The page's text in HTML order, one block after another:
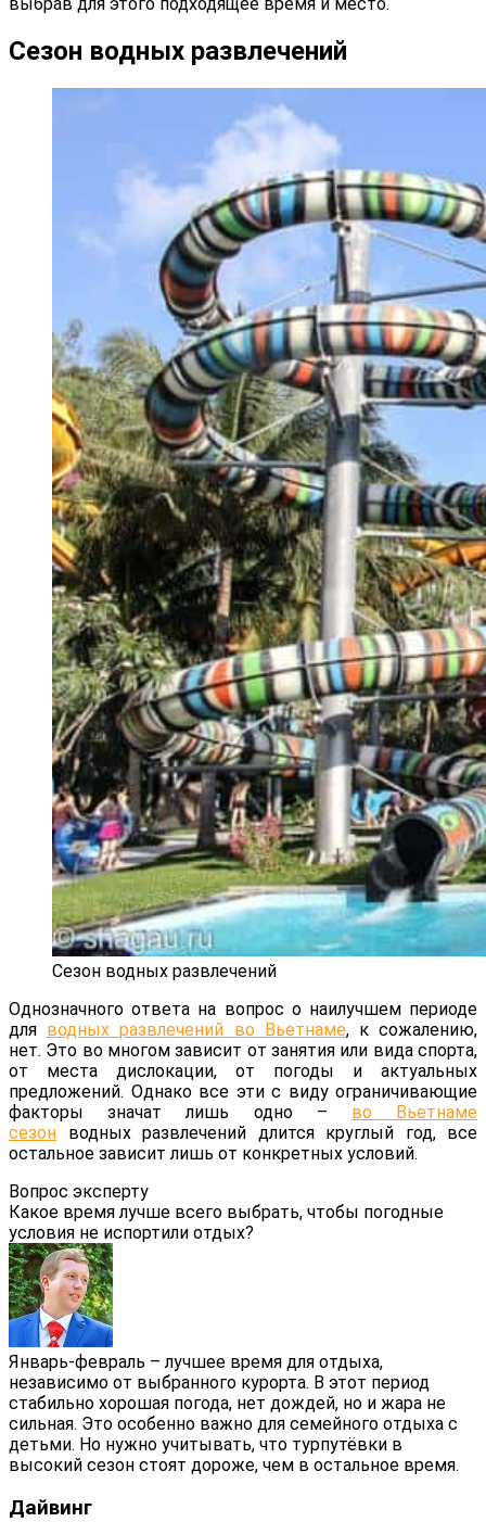
Сезон водных развлечений
Сезон водных развлечений
Однозначного ответа на вопрос о наилучшем периоде
для водных развлечений во Вьетнаме, к сожалению,
нет. Это во многом зависит от занятия или вида спорта,
от места дислокации, от погоды и актуальных
предложений. Однако все эти с виду ограничивающие
факторы значат лишь одно – во Вьетнаме
сезон водных развлечений длится круглый год, все
остальное зависит лишь от конкретных условий.
Вопрос эксперту
Какое время лучше всего выбрать, чтобы погодные
условия не испортили отдых?
Январь-февраль – лучшее время для отдыха,
независимо от выбранного курорта. В этот период
стабильно хорошая погода, нет дождей, но и жара не
сильная. Это особенно важно для семейного отдыха с
детьми. Но нужно учитывать, что турпутёвки в
высокий сезон стоят дороже, чем в остальное время.
Дайвинг